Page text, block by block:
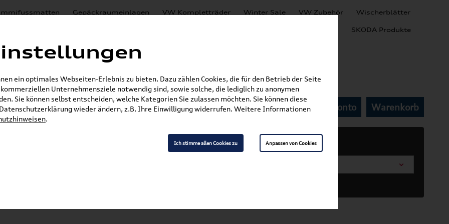
Gepäckraumeinlagen VW Kompletträder Winter Sale VW Zubehör Wischerblätter
SEAT Produkte SKODA Produkte
Lackierungen
E-Mail
» Verkehrszeichenerkennung Mein Kundenkonto Warenkorb
ein optimales Webseiten-Erlebnis zu bieten. Dazu zählen Cookies, die für den Betrieb der Seite
Unternehmensziele notwendig sind, sowie solche, die lediglich zu anonymen
Sie können selbst entscheiden, welche Kategorien Sie zulassen möchten. Sie können diese
wieder ändern, z.B. Ihre Einwilligung widerrufen. Weitere Informationen
.
Ich stimme allen Cookies zu Anpassen von Cookies